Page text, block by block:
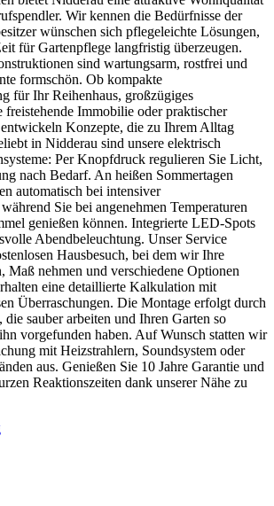
Wir kennen die Bedürfnisse der
wünschen sich pflegeleichte Lösungen,
für Gartenpflege langfristig überzeugen.
sind wartungsarm, rostfrei und
formschön. Ob kompakte
für Ihr Reihenhaus, großzügiges
Immobilie oder praktischer
Konzepte, die zu Ihrem Alltag
in Nidderau sind unsere elektrisch
Per Knopfdruck regulieren Sie Licht,
nach Bedarf. An heißen Sommertagen
automatisch bei intensiver
Sie bei angenehmen Temperaturen
genießen können. Integrierte LED-Spots
Abendbeleuchtung. Unser Service
Hausbesuch, bei dem wir Ihre
Maß nehmen und verschiedene Optionen
eine detaillierte Kalkulation mit
Überraschungen. Die Montage erfolgt durch
die sauber arbeiten und Ihren Garten so
vorgefunden haben. Auf Wunsch statten wir
mit Heizstrahlern, Soundsystem oder
aus. Genießen Sie 10 Jahre Garantie und
Reaktionszeiten dank unserer Nähe zu